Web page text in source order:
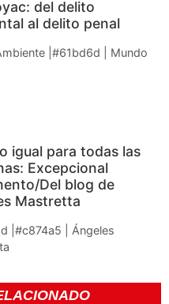
del delito
al delito penal
|#61bd6d | Mundo
igual para todas las
Excepcional
Del blog de
Mastretta
|#c874a5 | Ángeles